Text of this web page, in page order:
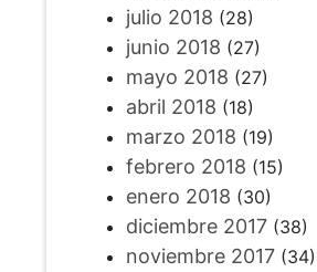
julio 2018 (28)
junio 2018 (27)
mayo 2018 (27)
abril 2018 (18)
marzo 2018 (19)
febrero 2018 (15)
enero 2018 (30)
diciembre 2017(38)
noviembre 2017(34)